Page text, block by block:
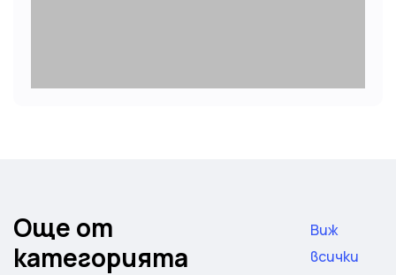
Още от
категорията
Виж
всички